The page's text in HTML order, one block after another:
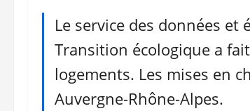
Le service des données et
Transition écologique a
logements. Les mises en
Auvergne-Rhône-Alpes.